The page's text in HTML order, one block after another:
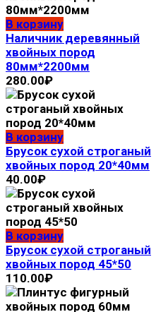
В корзину
Наличник деревянный
хвойных пород
80мм*2200мм
280.00₽
В корзину
Брусок сухой строганый
хвойных пород 20*40мм
40.00₽
В корзину
Брусок сухой строганый
хвойных пород 45*50
110.00₽